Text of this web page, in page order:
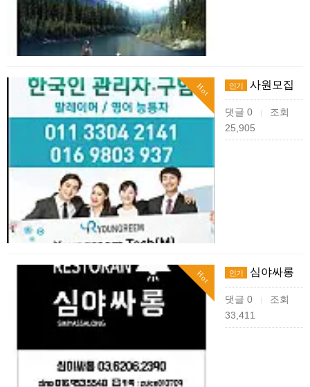
Hot 인기 사원모집
댓글 0 |
조회
25,905
Hot 인기 심야싸롱
댓글 0 |
조회
33,411